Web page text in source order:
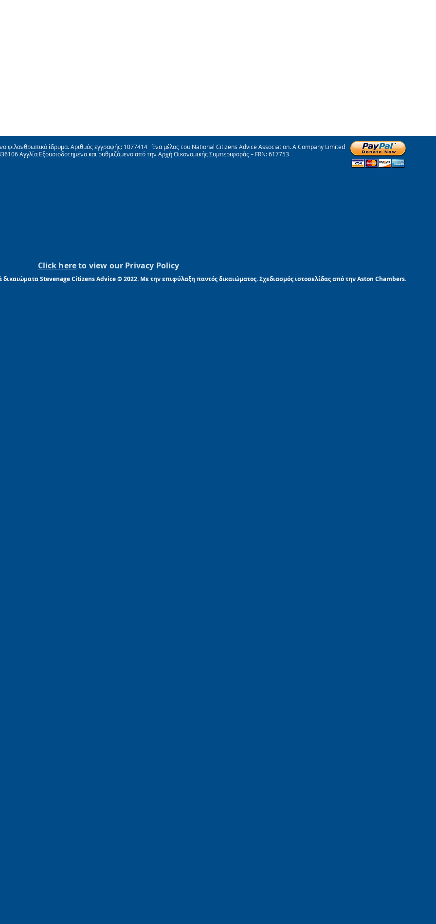
φιλανθρωπικό ίδρυμα. Αριθμός εγγραφής: 1077414 Ένα μέλος του National Citizens Advice Association. A Company Limited
Αγγλία Εξουσιοδοτημένο και ρυθμιζόμενο από την Αρχή Οικονομικής Συμπεριφοράς – FRN: 617753
Click hereto view our Privacy Policy
δικαιώματα Stevenage Citizens Advice © 2022. Με την επιφύλαξη παντός δικαιώματος. Σχεδιασμός ιστοσελίδας από την Aston Chambers.